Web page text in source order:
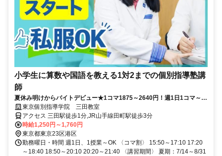
小学生に算数や国語を教える1対2までの個別指導塾講
師
夏休み明けからバイトデビュー★1コマ1875～2640円！週1日1コマ～私
服でok◎
東京個別指導学院 三田教室
アクセス 三田駅徒歩1分,JR山手線田町駅徒歩3分
時給1,250円～1,760円
東京都東京23区港区
勤務曜日・時間 週1日、1授業～OK 〈コマ割〉 15:50～17:10 17:20
～18:40 18:50～20:10 20:20～21:40 〈講習期間〉 夏期：7/14～8/31